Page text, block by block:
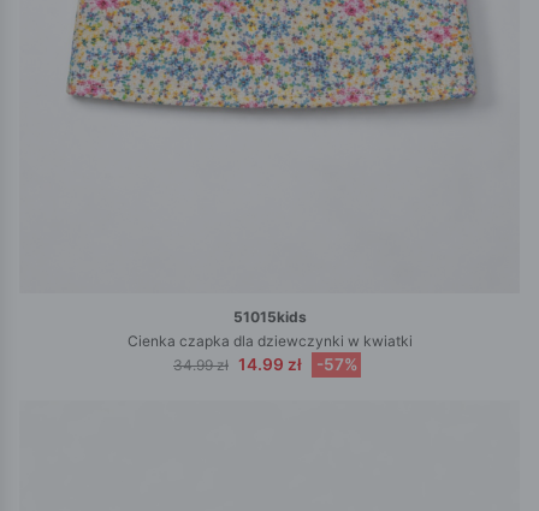
51015kids
Cienka czapka dla dziewczynki w kwiatki
34.99 zł 14.99 zł -57%